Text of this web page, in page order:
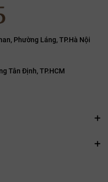
Phường Láng, TP.Hà Nội
Tân Định, TP.HCM